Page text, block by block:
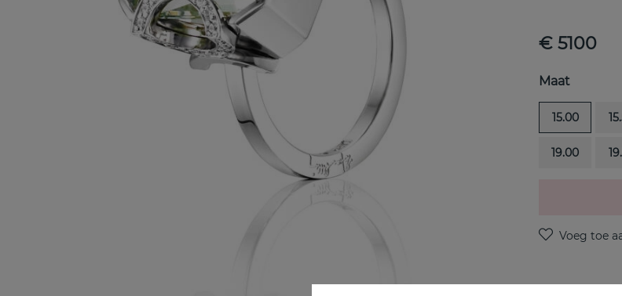
€ 5100
Maat
15.00
19.00